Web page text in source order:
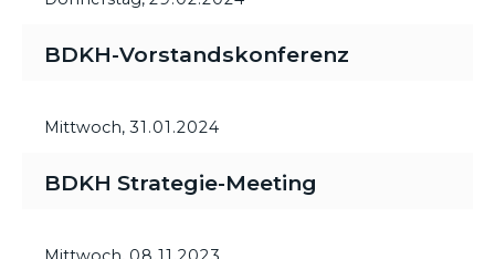
BDKH-Vorstandskonferenz
Mittwoch, 31.01.2024
BDKH Strategie-Meeting